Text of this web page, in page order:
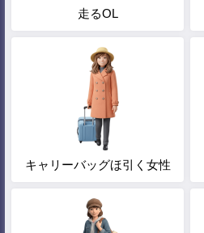
走るOL
キャリーバッグほ引く女性